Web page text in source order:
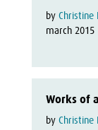
by Christine
march 2015
Works of
by Christine